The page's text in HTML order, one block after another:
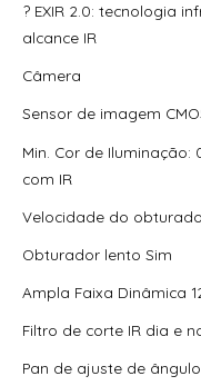
? EXIR 2.0: tecnologia
alcance IR
Câmera
Sensor de imagem
Min. Cor de Iluminação:
com IR
Velocidade do
Obturador lento Sim
Ampla Faixa Dinâmica
Filtro de corte IR dia e
Pan de ajuste de